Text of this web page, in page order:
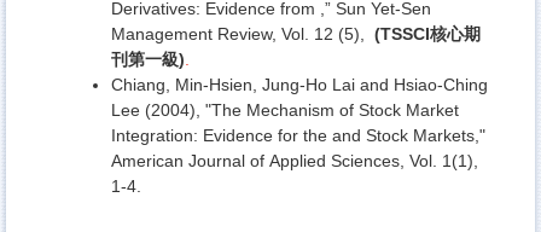
Derivatives: Evidence from ,” Sun Yet-Sen
Management Review, Vol. 12 (5), (TSSCI核心期
刊第一級)
Chiang, Min-Hsien, Jung-Ho Lai and Hsiao-Ching
Lee (2004), "The Mechanism of Stock Market
Integration: Evidence for the and Stock Markets,"
American Journal of Applied Sciences, Vol. 1(1),
1-4.